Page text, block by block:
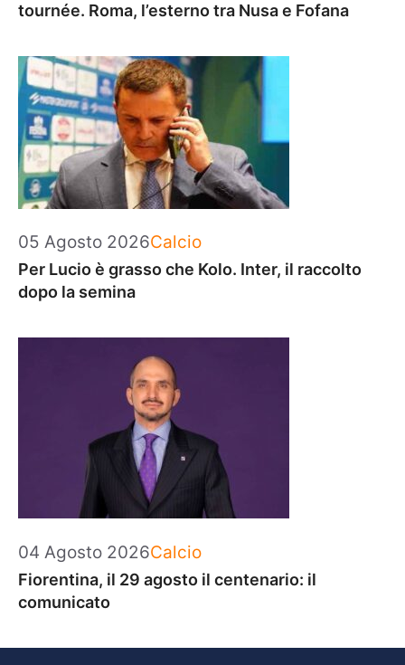
tournée. Roma, l’esterno tra Nusa e Fofana
05 Agosto 2026Categorie
Calcio
Per Lucio è grasso che Kolo. Inter, il raccolto
dopo la semina
04 Agosto 2026Categorie
Calcio
Fiorentina, il 29 agosto il centenario: il
comunicato